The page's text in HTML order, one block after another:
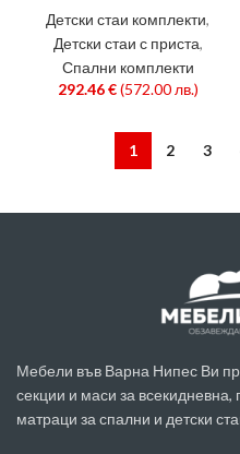
Детски стаи комплекти,
Детски стаи с приста,
Спални комплекти
292.46€ (572.00 лв.)
1 2 3
Мебели във Варна Нипес Ви
секции и маси за
матраци за спални и детски